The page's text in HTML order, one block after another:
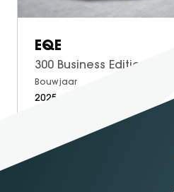
EQE
Bouwjaar
2025